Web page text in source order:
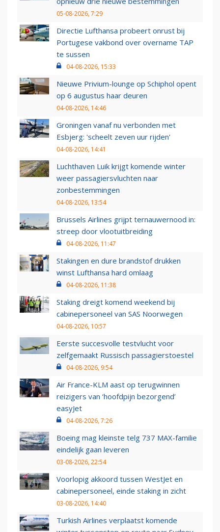
05-08-2026, 7:29
Directie Lufthansa probeert onrust bij
Portugese vakbond over overname TAP
te sussen
04-08-2026, 15:33
Nieuwe Privium-lounge op Schiphol opent
op 6 augustus haar deuren
04-08-2026, 14:46
Groningen vanaf nu verbonden met
Esbjerg: 'scheelt zeven uur rijden'
04-08-2026, 14:41
Luchthaven Luik krijgt komende winter
weer passagiersvluchten naar
zonbestemmingen
04-08-2026, 13:54
Brussels Airlines grijpt ternauwernood in:
streep door vlootuitbreiding
04-08-2026, 11:47
Stakingen en dure brandstof drukken
winst Lufthansa hard omlaag
04-08-2026, 11:38
Staking dreigt komend weekend bij
cabinepersoneel van SAS Noorwegen
04-08-2026, 10:57
Eerste succesvolle testvlucht voor
zelfgemaakt Russisch passagierstoestel
04-08-2026, 9:54
Air France-KLM aast op terugwinnen
reizigers van ‘hoofdpijn bezorgend’
easyJet
04-08-2026, 7:26
Boeing mag kleinste telg 737 MAX-familie
eindelijk gaan leveren
03-08-2026, 22:54
Voorlopig akkoord tussen WestJet en
cabinepersoneel, einde staking in zicht
03-08-2026, 14:40
Turkish Airlines verplaatst komende